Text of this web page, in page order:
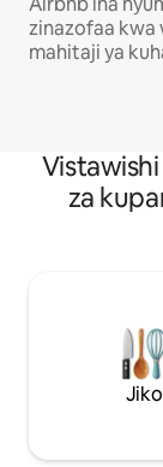
zinazofaa kwa
mahitaji ya
za
Jiko